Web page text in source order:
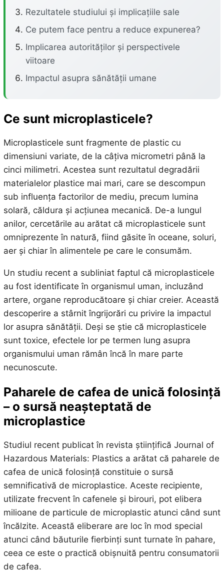
Rezultatele studiului și implicațiile sale
Ce putem face pentru a reduce expunerea?
Implicarea autorităților și perspectivele
viitoare
Impactul asupra sănătății umane
Ce sunt microplasticele?
Microplasticele sunt fragmente de plastic cu
dimensiuni variate, de la câțiva micrometri până la
cinci milimetri. Acestea sunt rezultatul degradării
materialelor plastice mai mari, care se descompun
sub influența factorilor de mediu, precum lumina
solară, căldura și acțiunea mecanică. De-a lungul
anilor, cercetările au arătat că microplasticele sunt
omniprezente în natură, fiind găsite în oceane, soluri,
aer și chiar în alimentele pe care le consumăm.
Un studiu recent a subliniat faptul că microplasticele
au fost identificate în organismul uman, incluzând
artere, organe reproducătoare și chiar creier. Această
descoperire a stârnit îngrijorări cu privire la impactul
lor asupra sănătății. Deși se știe că microplasticele
sunt toxice, efectele lor pe termen lung asupra
organismului uman rămân încă în mare parte
necunoscute.
Paharele de cafea de unică folosință
– o sursă neașteptată de
microplastice
Studiul recent publicat în revista științifică Journal of
Hazardous Materials: Plastics a arătat că paharele de
cafea de unică folosință constituie o sursă
semnificativă de microplastice. Aceste recipiente,
utilizate frecvent în cafenele și birouri, pot elibera
milioane de particule de microplastic atunci când sunt
încălzite. Această eliberare are loc în mod special
atunci când băuturile fierbinți sunt turnate în pahare,
ceea ce este o practică obișnuită pentru consumatorii
de cafea.